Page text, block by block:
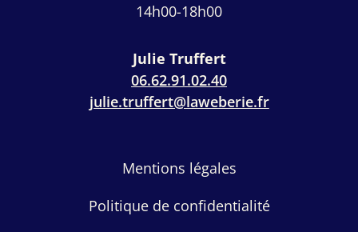
14h00-18h00
Julie Truffert
06.62.91.02.40
julie.truffert@laweberie.fr
Mentions légales
Politique de confidentialité